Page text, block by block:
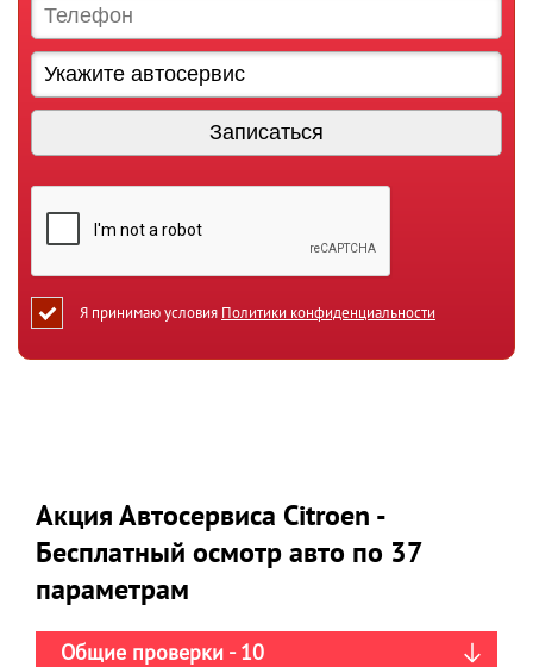
Я принимаю условия Политики конфиденциальности
Акция Автосервиса Citroen -
Бесплатный осмотр авто по 37
параметрам
Общие проверки - 10